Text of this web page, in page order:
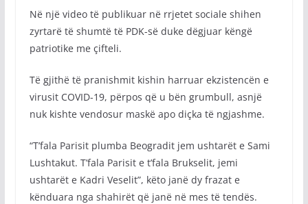
Në një video të publikuar në rrjetet sociale shihen
zyrtarë të shumtë të PDK-së duke dëgjuar këngë
patriotike me çifteli.
Të gjithë të pranishmit kishin harruar ekzistencën e
virusit COVID-19, përpos që u bën grumbull, asnjë
nuk kishte vendosur maskë apo diçka të ngjashme.
“T’fala Parisit plumba Beogradit jem ushtarët e Sami
Lushtakut. T’fala Parisit e t’fala Brukselit, jemi
ushtarët e Kadri Veselit”, këto janë dy frazat e
kënduara nga shahirët që janë në mes të tendës.